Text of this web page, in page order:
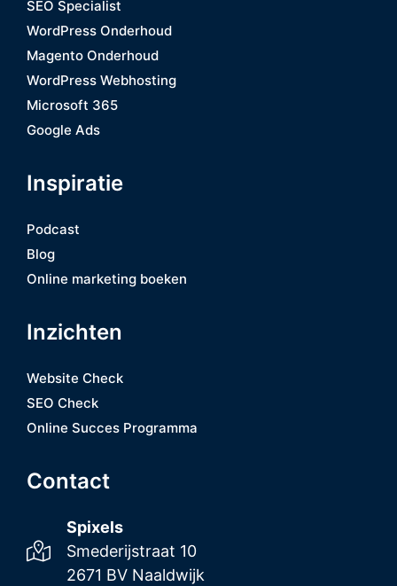
SEO Specialist
WordPress Onderhoud
Magento Onderhoud
WordPress Webhosting
Microsoft 365
Google Ads
Inspiratie
Podcast
Blog
Online marketing boeken
Inzichten
Website Check
SEO Check
Online Succes Programma
Contact
Spixels
Smederijstraat 10
2671 BV Naaldwijk